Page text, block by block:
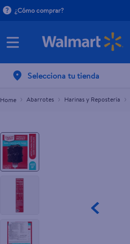
¿Cómo comprar?
Selecciona tu tienda
Abarrotes Harinas y Repostería
Mezcla para
L.80.00